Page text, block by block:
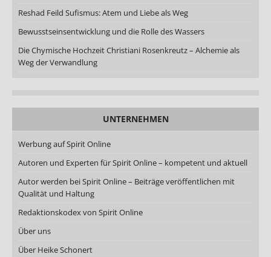
Reshad Feild Sufismus: Atem und Liebe als Weg
Bewusstseinsentwicklung und die Rolle des Wassers
Die Chymische Hochzeit Christiani Rosenkreutz – Alchemie als
Weg der Verwandlung
UNTERNEHMEN
Werbung auf Spirit Online
Autoren und Experten für Spirit Online – kompetent und aktuell
Autor werden bei Spirit Online – Beiträge veröffentlichen mit
Qualität und Haltung
Redaktionskodex von Spirit Online
Über uns
Über Heike Schonert